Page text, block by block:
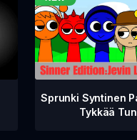
Sprunki Syntinen
Tykkää